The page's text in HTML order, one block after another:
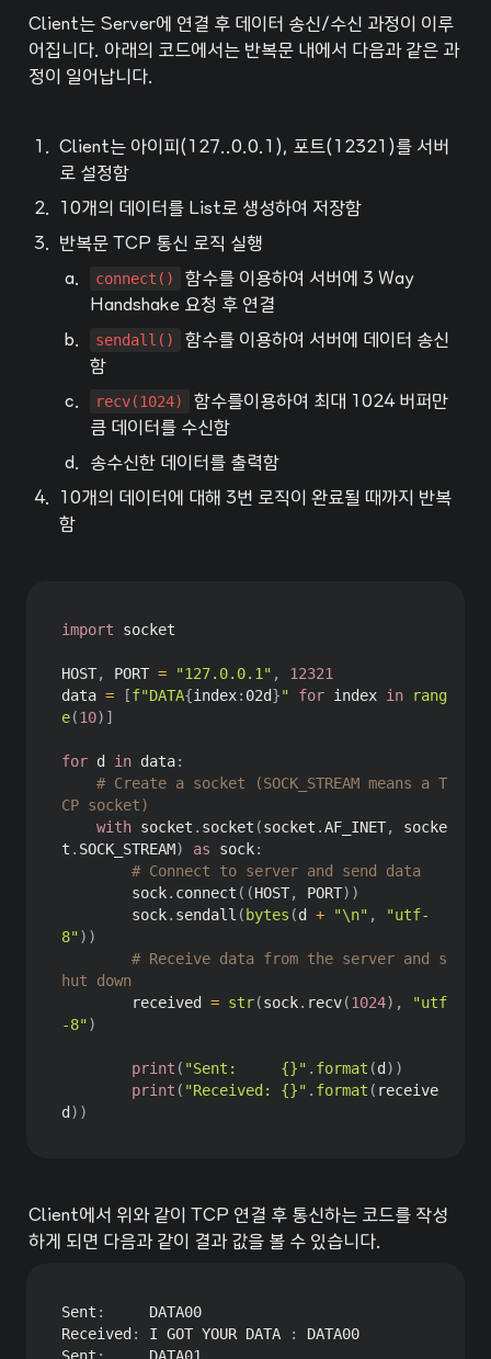
Client는 Server에 연결 후 데이터 송신/수신 과정이 이루
어집니다. 아래의 코드에서는 반복문 내에서 다음과 같은 과
정이 일어납니다.
1
Client는 아이피(127..0.0.1), 포트(12321)를 서버
로 설정함
2.
10개의 데이터를 List로 생성하여 저장함
3
반복문 TCP 통신 로직 실행
a
connect()
함수를 이용하여 서버에 3 Way
Handshake 요청 후 연결
b
sendall()
함수를 이용하여 서버에 데이터 송신
함
c
recv(1024)
함수를이용하여 최대 1024 버퍼만
큼 데이터를 수신함
d
송수신한 데이터를 출력함
4.
10개의 데이터에 대해 3번 로직이 완료될 때까지 반복
함
import socket
HOST, PORT = "127.0.0.1" ,
12321
data = [f"DATA{index: 02d}" for index in
rang
e(10) ]
for d in data:
# Create a socket (SOCK_STREAM means a T
CP socket)
with socket . socket (socket .AF_INET,
socke
t . SOCK_STREAM) as sock:
# Connect to server and send data
        sock
. connect ( (HOST, PORT) )
        sock
. sendall ( bytes (d + "\n" ,
"utf-
8" ) )
# Receive data from the server and s
hut down
        received
= str(sock. recv(1024) ,
"utf
-8" )
print ( "Sent:     {}" . format (d ) )
print ( "Received: {}" . format ( receive
d ) )
Client에서 위와 같이 TCP 연결 후 통신하는 코드를 작성
하게 되면 다음과 같이 결과 값을 볼 수 있습니다.
Sent :
     DATA00
Received : I GOT YOUR DATA :
DATA00
Sent :
     DATA01